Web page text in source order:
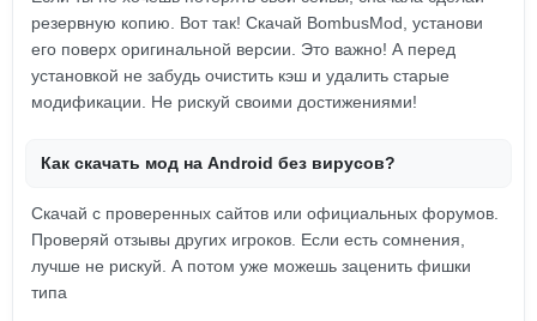
резервную копию. Вот так! Скачай BombusMod, установи
его поверх оригинальной версии. Это важно! А перед
установкой не забудь очистить кэш и удалить старые
модификации. Не рискуй своими достижениями!
Как скачать мод на Android без вирусов?
Скачай с проверенных сайтов или официальных форумов.
Проверяй отзывы других игроков. Если есть сомнения,
лучше не рискуй. А потом уже можешь заценить фишки
типа